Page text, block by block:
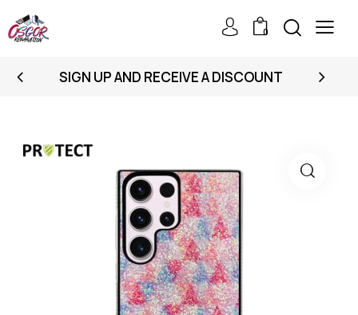
0
SIGN UP AND RECEIVE A DISCOUNT